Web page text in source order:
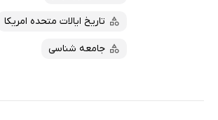
تاریخ ایالات متحده امریکا
جامعه شناسی